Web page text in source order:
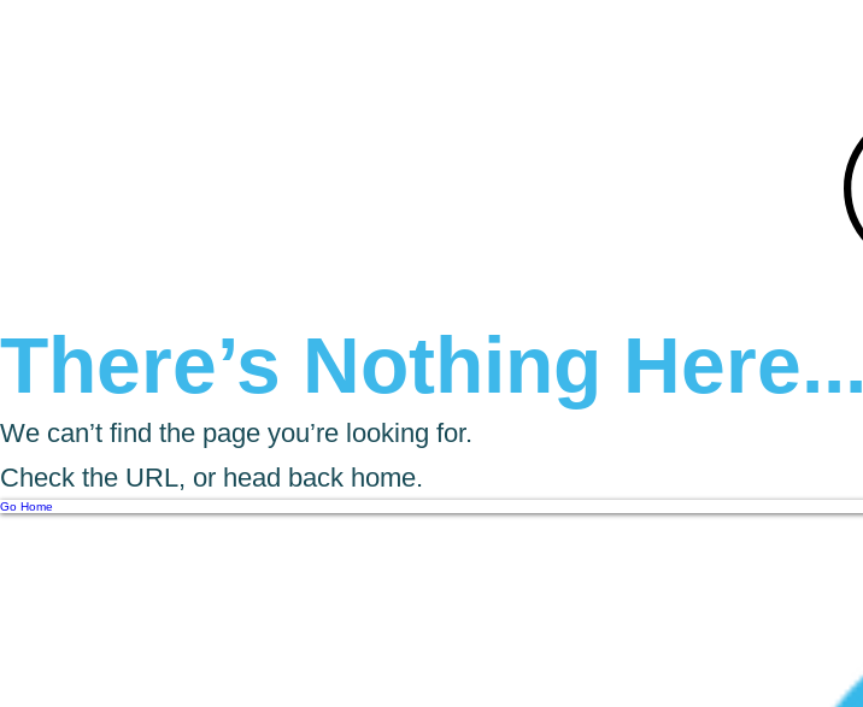
There’s Nothing Here...
We can’t find the page you’re looking for.
Check the URL, or head back home.
Go Home